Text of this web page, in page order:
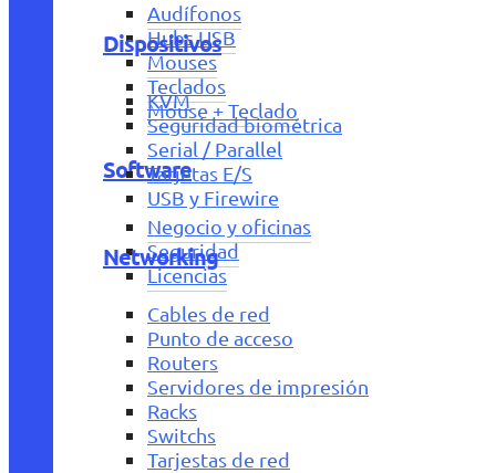
Audífonos
Hubs USB
Mouses
Teclados
Mouse + Teclado
Software
Negocio y oficinas
Seguridad
Licencias
Dispositivos
KVM
Seguridad biométrica
Serial / Parallel
Tarjetas E/S
USB y Firewire
Networking
Cables de red
Punto de acceso
Routers
Servidores de impresión
Racks
Switchs
Tarjestas de red